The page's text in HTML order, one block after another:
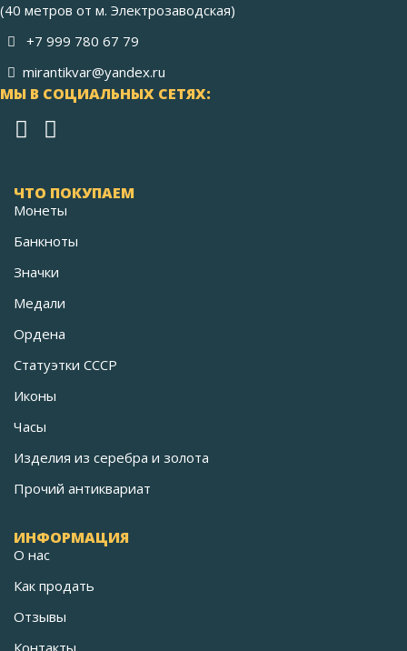
(40 метров от м. Электрозаводская)
+7 999 780 67 79
mirantikvar@yandex.ru
МЫ В СОЦИАЛЬНЫХ СЕТЯХ:
ЧТО ПОКУПАЕМ
Монеты
Банкноты
Значки
Медали
Ордена
Статуэтки СССР
Иконы
Часы
Изделия из серебра и золота
Прочий антиквариат
ИНФОРМАЦИЯ
О нас
Как продать
Отзывы
Контакты